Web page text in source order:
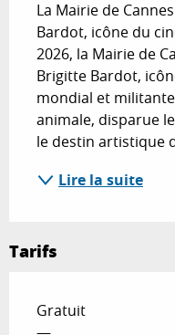
La Mairie de
Bardot, icône du
2026, la Mairie de
Brigitte Bardot,
mondial et
animale, disparue
le destin artistique
Lire la suite
Tarifs
Gratuit